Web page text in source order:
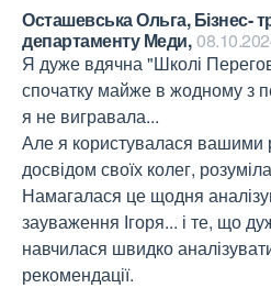
Осташевська Ольга, Бізнес-
департаменту Меди,
Я дуже вдячна "Школі
спочатку майже в жодному з
я не вигравала...
Але я користувалася вашими
досвідом своїх колег,
Намагалася це щодня
зауваження Ігоря... і те, що
навчилася швидко
рекомендації.